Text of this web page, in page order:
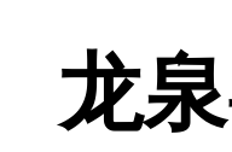
龙